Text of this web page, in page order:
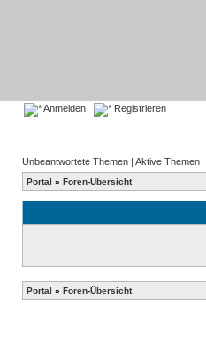
Anmelden Registrieren
Unbeantwortete Themen | Aktive Themen
Portal » Foren-Übersicht
Portal » Foren-Übersicht